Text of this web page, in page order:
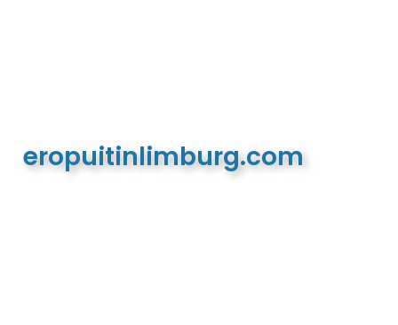
eropuitinlimburg.com